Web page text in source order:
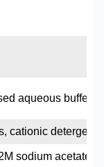
aqueous
cationic detergents
sodium acetate, 4